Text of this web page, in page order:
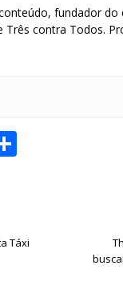
fundador
contra Todos.
Táxi